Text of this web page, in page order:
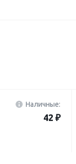
Наличные:
42 ₽